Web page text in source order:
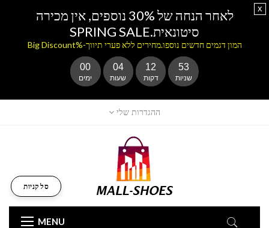
ההגדרות שלי
MENU
סל קניות
לאחר הנחה של 30% נוספים, אין מכירה
סיטונאית.SPRING SALE
המון דגמים חדשים נוספו.מחירים ללא פערי תיווך-%Big Discount
00
ימים
04
שעות
12
דקות
53
שניות
x